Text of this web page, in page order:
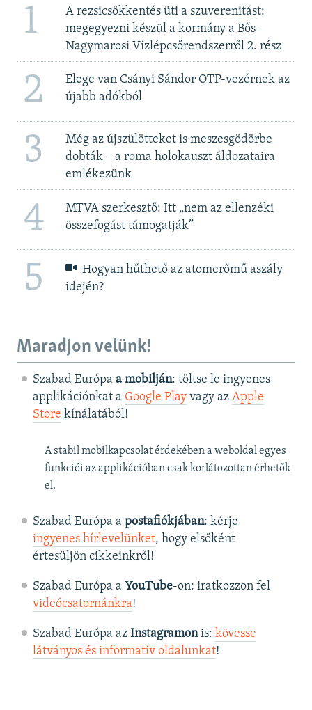
1
A rezsicsökkentés üti a szuverenitást:
megegyezni készül a kormány a Bős-
Nagymarosi Vízlépcsőrendszerről 2. rész
2
Elege van Csányi Sándor OTP-vezérnek az
újabb adókból
3
Még az újszülötteket is meszesgödörbe
dobták – a roma holokauszt áldozataira
emlékezünk
4
MTVA szerkesztő: Itt „nem az ellenzéki
összefogást támogatják”
5
Hogyan hűthető az atomerőmű aszály
idején?
Maradjon velünk!
Szabad Európa a mobilján: töltse le ingyenes
applikációnkat a Google Playvagy az Apple
Store kínálatából!
A stabil mobilkapcsolat érdekében a weboldal egyes
funkciói az applikációban csak korlátozottan érhetők
el.
Szabad Európa a postafiókjában: kérje
ingyenes hírlevelünket, hogy elsőként
értesüljön cikkeinkről!
Szabad Európa a YouTube-on: iratkozzon fel
videócsatornánkra!
Szabad Európa az Instagramonis: kövesse
látványos és informatív oldalunkat! ​